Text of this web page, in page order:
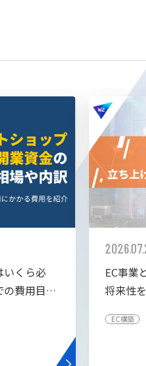
いくら必
費用目安
EC事業
将来性
EC構築